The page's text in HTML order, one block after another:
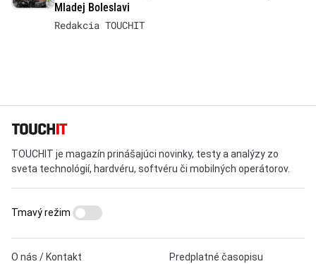
Mladej Boleslavi
Redakcia TOUCHIT
TOUCHIT je magazín prinášajúci novinky, testy a analýzy zo
sveta technológií, hardvéru, softvéru či mobilných operátorov.
O nás / Kontakt
Predplatné časopisu
Tmavý režim